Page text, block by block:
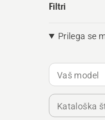
Filtri
Prilega se
Vaš model
Kataloška